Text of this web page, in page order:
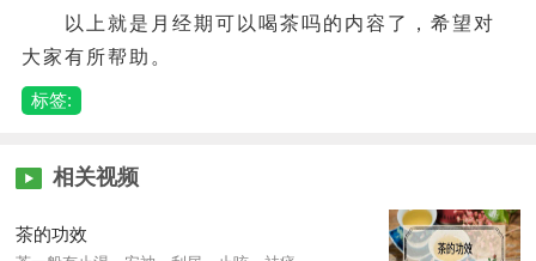
以上就是月经期可以喝茶吗的内容了，希望对
大家有所帮助。
标签:
相关视频
茶的功效